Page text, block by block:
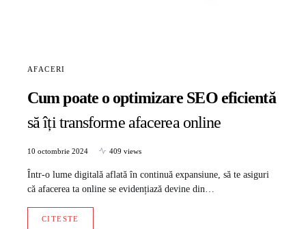
AFACERI
Cum poate o optimizare SEO eficientă
să îți transforme afacerea online
10 octombrie 2024 409 views
Într-o lume digitală aflată în continuă expansiune, să te asiguri
că afacerea ta online se evidențiază devine din…
CITESTE